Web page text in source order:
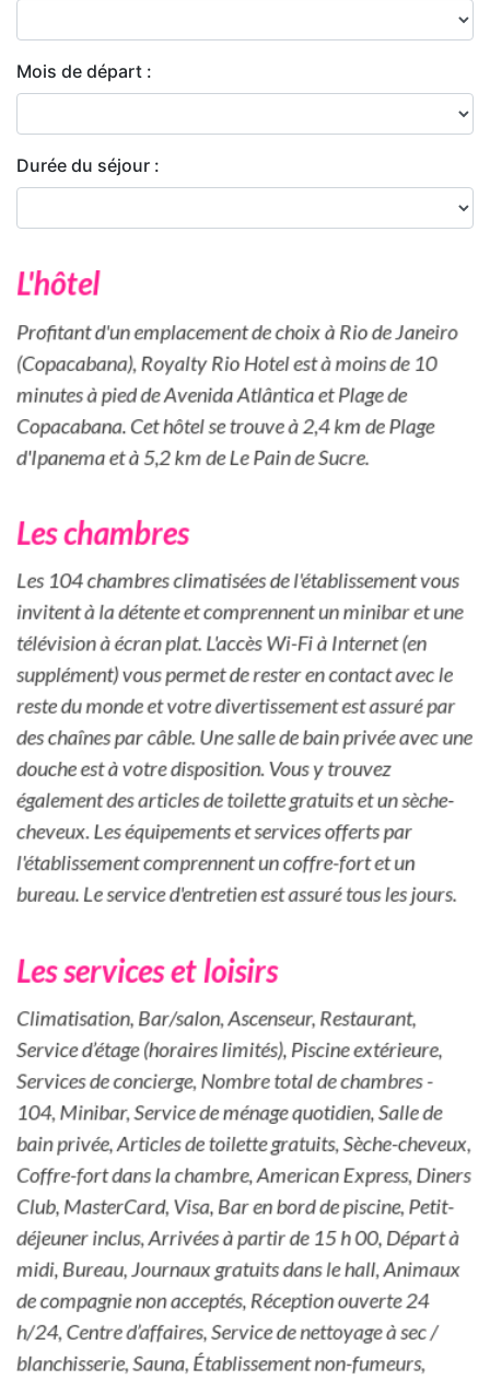
Mois de départ :
Durée du séjour :